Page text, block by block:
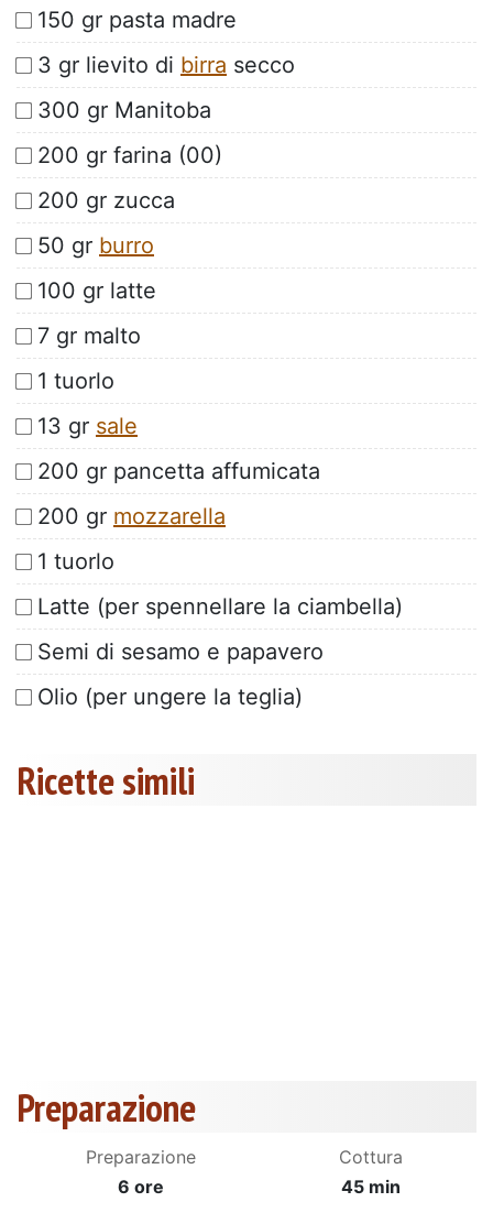
150 gr pasta madre
3 gr lievito di birra secco
300 gr Manitoba
200 gr farina (00)
200 gr zucca
50 gr burro
100 gr latte
7 gr malto
1 tuorlo
13 gr sale
200 gr pancetta affumicata
200 gr mozzarella
1 tuorlo
Latte (per spennellare la ciambella)
Semi di sesamo e papavero
Olio (per ungere la teglia)
Ricette simili
Preparazione
Preparazione
6 ore
Cottura
45 min